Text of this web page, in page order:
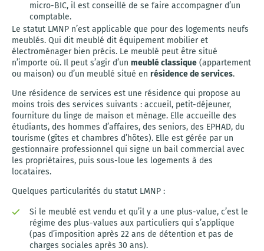
micro-BIC, il est conseillé de se faire accompagner d’un
comptable.
Le statut LMNP n’est applicable que pour des logements neufs
meublés. Qui dit meublé dit équipement mobilier et
électroménager bien précis. Le meublé peut être situé
n’importe où. Il peut s’agir d’un meublé classique (appartement
ou maison) ou d’un meublé situé en résidence de services.
Une résidence de services est une résidence qui propose au
moins trois des services suivants : accueil, petit-déjeuner,
fourniture du linge de maison et ménage. Elle accueille des
étudiants, des hommes d’affaires, des seniors, des EPHAD, du
tourisme (gîtes et chambres d’hôtes). Elle est gérée par un
gestionnaire professionnel qui signe un bail commercial avec
les propriétaires, puis sous-loue les logements à des
locataires.
Quelques particularités du statut LMNP :
Si le meublé est vendu et qu’il y a une plus-value, c’est le
régime des plus-values aux particuliers qui s’applique
(pas d’imposition après 22 ans de détention et pas de
charges sociales après 30 ans).